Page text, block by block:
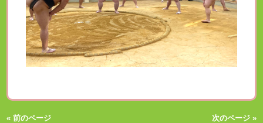
« 前のページ 次のページ »